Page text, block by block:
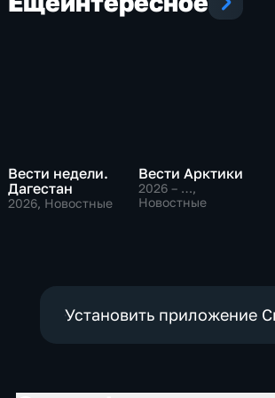
Вести недели.
Дагестан
2026, Новостные
Вести Арктики
2026 – …,
Новостные
Установить приложение